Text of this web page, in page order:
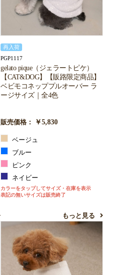
再入荷
PGP1117
gelato pique（ジェラートピケ）
【CAT&DOG】【販路限定商品】
ベビモコネッププルオーバー ラ
ージサイズ｜全4色
販売価格： ￥5,830
ベージュ
ブルー
ピンク
ネイビー
カラーをタップしてサイズ・在庫を表示
表記の無いサイズは販売終了
もっと見る